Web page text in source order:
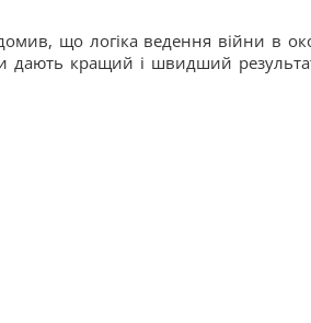
що логіка ведення війни в
дають кращий і швидший